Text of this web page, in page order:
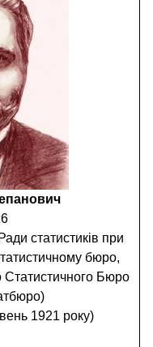
статистиків при
бюро,
Бюро
1921 року)